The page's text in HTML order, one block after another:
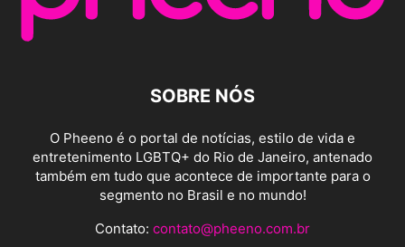
SOBRE NÓS
O Pheeno é o portal de notícias, estilo de vida e
entretenimento LGBTQ+ do Rio de Janeiro, antenado
também em tudo que acontece de importante para o
segmento no Brasil e no mundo!
Contato: contato@pheeno.com.br